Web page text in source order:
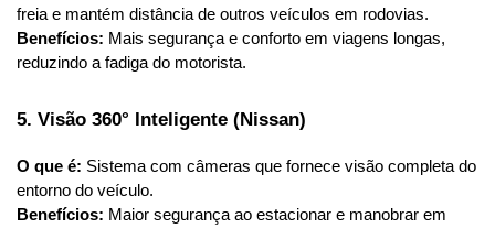
freia e mantém distância de outros veículos em rodovias.
Benefícios: Mais segurança e conforto em viagens longas,
reduzindo a fadiga do motorista.
5. Visão 360° Inteligente (Nissan)
O que é: Sistema com câmeras que fornece visão completa do
entorno do veículo.
Benefícios: Maior segurança ao estacionar e manobrar em